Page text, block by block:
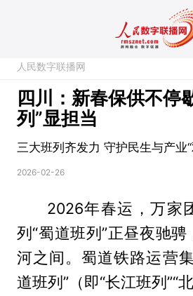
人民数字联播网
四川：新春保供不停
列”显担当
三大班列齐发力 守护民生与产业
2026-02-26
2026年春运，万家
列“蜀道班列”正昼夜驰
河之间。蜀道铁路运营
道班列”（即“长江班列”“